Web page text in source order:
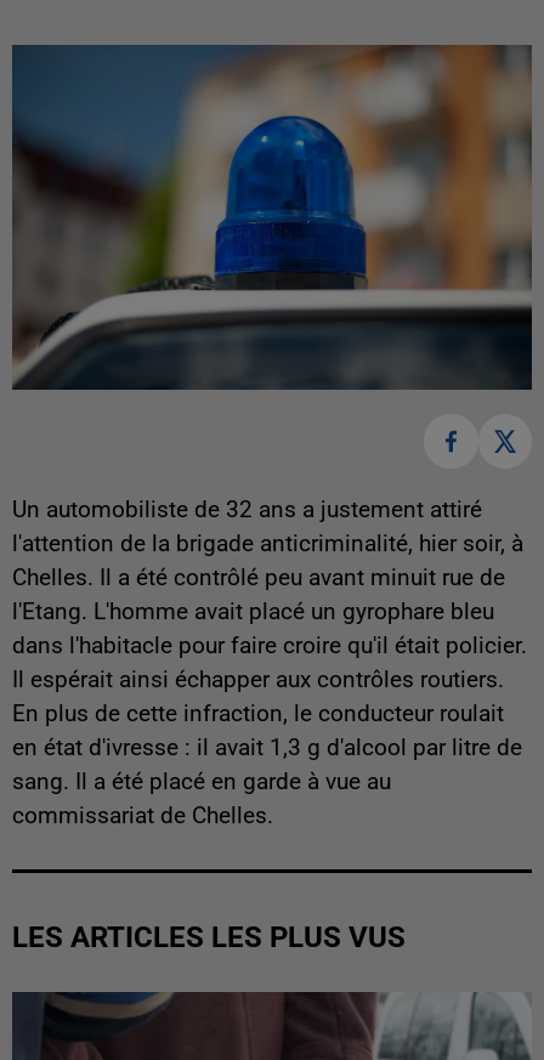
Un automobiliste de 32 ans a justement attiré
l'attention de la brigade anticriminalité, hier soir, à
Chelles. Il a été contrôlé peu avant minuit rue de
l'Etang. L'homme avait placé un gyrophare bleu
dans l'habitacle pour faire croire qu'il était policier.
Il espérait ainsi échapper aux contrôles routiers.
En plus de cette infraction, le conducteur roulait
en état d'ivresse : il avait 1,3 g d'alcool par litre de
sang. Il a été placé en garde à vue au
commissariat de Chelles.
LES ARTICLES LES PLUS VUS